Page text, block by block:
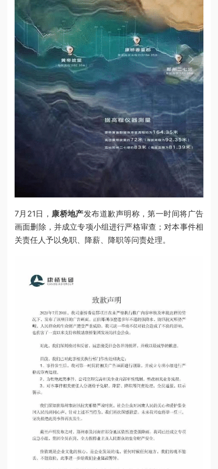
7月21日， 康桥地产发布道歉声明称，第一时间将广告
画面删除，并成立专项小组进行严格审查；对本事件相
关责任人予以免职、降薪、降职等问责处理。